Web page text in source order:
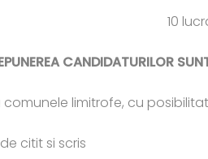
10 lucratori
CANDIDATURILOR
comunele limitrofe, cu
citit si scris